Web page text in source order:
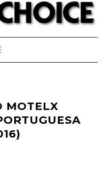
Navigation
MOTELX